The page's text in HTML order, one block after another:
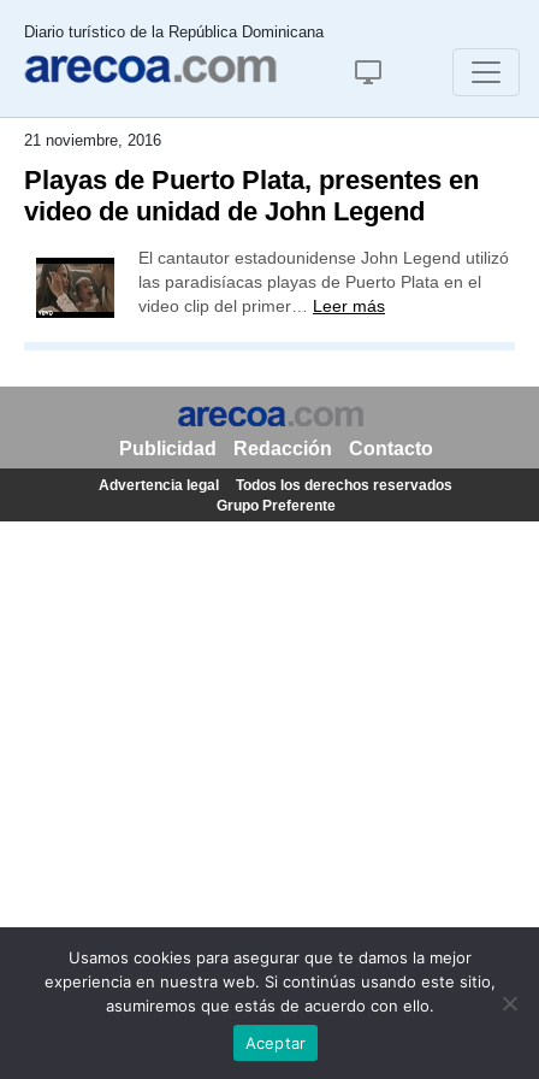
Diario turístico de la República Dominicana
21 noviembre, 2016
Playas de Puerto Plata, presentes en
video de unidad de John Legend
El cantautor estadounidense John Legend utilizó
las paradisíacas playas de Puerto Plata en el
video clip del primer… Leer más
Usamos cookies para asegurar que te damos la mejor
experiencia en nuestra web. Si continúas usando este sitio,
asumiremos que estás de acuerdo con ello.
Aceptar
Publicidad Redacción Contacto
Advertencia legal
Todos los derechos reservados
Grupo Preferente